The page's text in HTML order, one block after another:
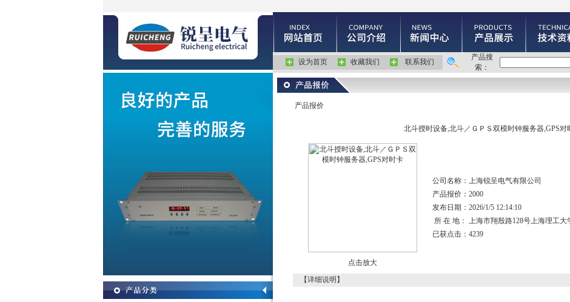
设为首页 收藏我们 联系我们
产品搜
索：
产品报价
北斗授时设备,北斗／ＧＰＳ双模时钟服务器,GPS对
点击放大
公司名称： 上海锐呈电气有限公司
产品报价： 2000
发布日期： 2026/1/5 12:14:10
所 在 地： 上海市翔殷路128号上海理工大
已获点击： 4239
【详细说明】